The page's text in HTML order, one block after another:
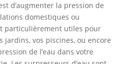
d’augmenter la pression de
domestiques ou
particulièrement utiles pour
jardins, vos piscines, ou encore
de l’eau dans votre